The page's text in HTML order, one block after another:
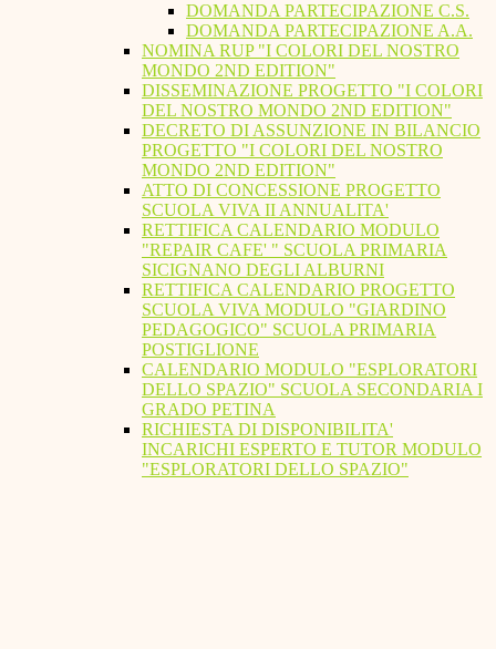
DOMANDA PARTECIPAZIONE C.S.
DOMANDA PARTECIPAZIONE A.A.
NOMINA RUP "I COLORI DEL NOSTRO
MONDO 2ND EDITION"
DISSEMINAZIONE PROGETTO "I COLORI
DEL NOSTRO MONDO 2ND EDITION"
DECRETO DI ASSUNZIONE IN BILANCIO
PROGETTO "I COLORI DEL NOSTRO
MONDO 2ND EDITION"
ATTO DI CONCESSIONE PROGETTO
SCUOLA VIVA II ANNUALITA'
RETTIFICA CALENDARIO MODULO
"REPAIR CAFE' " SCUOLA PRIMARIA
SICIGNANO DEGLI ALBURNI
RETTIFICA CALENDARIO PROGETTO
SCUOLA VIVA MODULO "GIARDINO
PEDAGOGICO" SCUOLA PRIMARIA
POSTIGLIONE
CALENDARIO MODULO "ESPLORATORI
DELLO SPAZIO" SCUOLA SECONDARIA I
GRADO PETINA
RICHIESTA DI DISPONIBILITA'
INCARICHI ESPERTO E TUTOR MODULO
"ESPLORATORI DELLO SPAZIO"